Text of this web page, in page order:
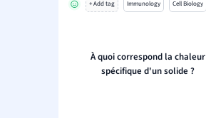
+ Add tag Immunology Cell Biology
À quoi correspond la chaleur
spécifique d'un solide ?